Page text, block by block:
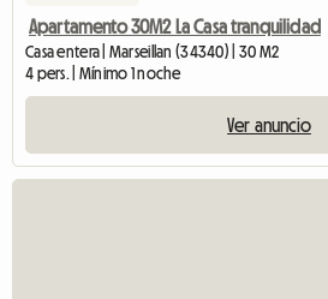
Apartamento 30M2 La Casa tranquilidad
Casa entera | Marseillan (34340) | 30 M2
4 pers. | Mínimo 1 noche
Ver anuncio